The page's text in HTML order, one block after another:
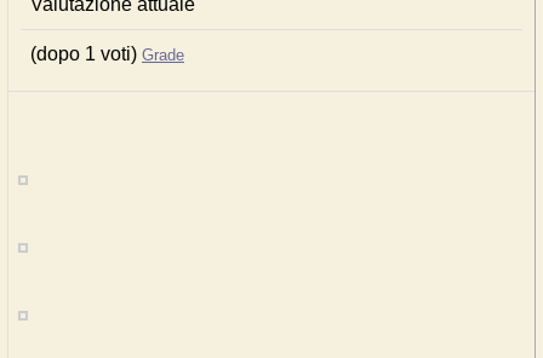
Valutazione attuale
(dopo 1 voti) Grade